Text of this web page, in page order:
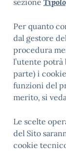
sezione
Per quanto
dal gestore
procedura
l’utente
parte) i
funzioni del
merito, si
Le scelte
del Sito
cookie